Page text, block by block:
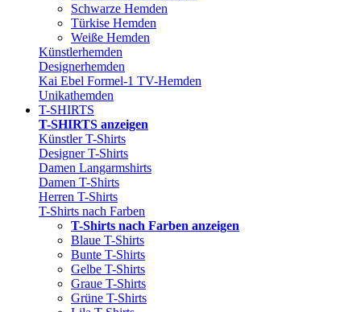
Schwarze Hemden
Türkise Hemden
Weiße Hemden
Künstlerhemden
Designerhemden
Kai Ebel Formel-1 TV-Hemden
Unikathemden
T-SHIRTS
T-SHIRTS anzeigen
Künstler T-Shirts
Designer T-Shirts
Damen Langarmshirts
Damen T-Shirts
Herren T-Shirts
T-Shirts nach Farben
T-Shirts nach Farben anzeigen
Blaue T-Shirts
Bunte T-Shirts
Gelbe T-Shirts
Graue T-Shirts
Grüne T-Shirts